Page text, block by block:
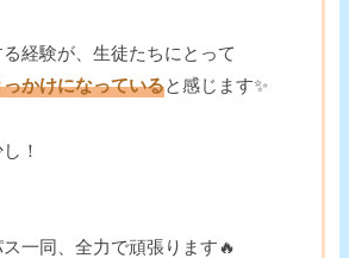
経験が、生徒たちにとって
かけになっていると感じます✨
！
一同、全力で頑張ります🔥